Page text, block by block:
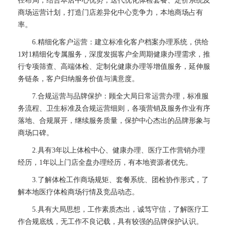
商场运营计划，打造门店差异化中心竞争力，本地商场占有
率。
6.精细化客户运营：建立标准化客户档案办理系统，供给
1对1精细化专属服务，深度发掘客户全周期健康办理需求，推
行专项筛查、高端体检、定制化健康办理等增值服务，延伸服
务链条，客户归纳服务价值与满意度。
7.合规运营与品牌保护：顾全大局日常运营办理，标准服
务流程、卫生标准及合规运营细则，各项营销及服务作业有序
落地、合规展开，继续服务质量，保护中心杰出的品牌形象与
商场口碑。
2.具有3年以上体检中心、健康办理、医疗工作营销办理
经历，1年以上门店全盘办理经历，有本地资源者优先。
3.了解体检工作商场规矩、套餐系统、团检协作形式，了
解本地医疗体检商场行情及竞品动态。
5.具有大局思想，工作素质杰出，诚笃守信，了解医疗工
作合规底线，无工作不良记载，具有较强的品牌保护认识。